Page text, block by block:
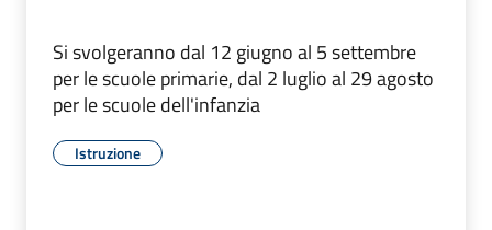
Si svolgeranno dal 12 giugno al 5 settembre
per le scuole primarie, dal 2 luglio al 29 agosto
per le scuole dell'infanzia
Istruzione